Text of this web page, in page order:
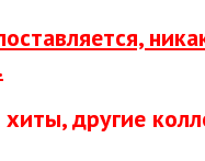
другие